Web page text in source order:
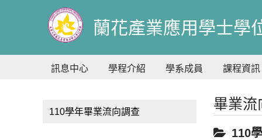
主
要
內
容
蘭花產業應用學士學
訊息中心 學程介紹 學系成員 課程資訊
畢業流
110
110學年畢業流向調查